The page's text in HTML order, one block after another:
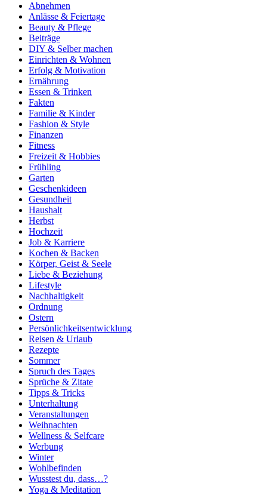
Abnehmen
Anlässe & Feiertage
Beauty & Pflege
Beiträge
DIY & Selber machen
Einrichten & Wohnen
Erfolg & Motivation
Ernährung
Essen & Trinken
Fakten
Familie & Kinder
Fashion & Style
Finanzen
Fitness
Freizeit & Hobbies
Frühling
Garten
Geschenkideen
Gesundheit
Haushalt
Herbst
Hochzeit
Job & Karriere
Kochen & Backen
Körper, Geist & Seele
Liebe & Beziehung
Lifestyle
Nachhaltigkeit
Ordnung
Ostern
Persönlichkeitsentwicklung
Reisen & Urlaub
Rezepte
Sommer
Spruch des Tages
Sprüche & Zitate
Tipps & Tricks
Unterhaltung
Veranstaltungen
Weihnachten
Wellness & Selfcare
Werbung
Winter
Wohlbefinden
Wusstest du, dass…?
Yoga & Meditation